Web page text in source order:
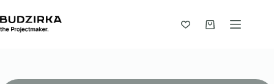
до
вмісту
Кошик